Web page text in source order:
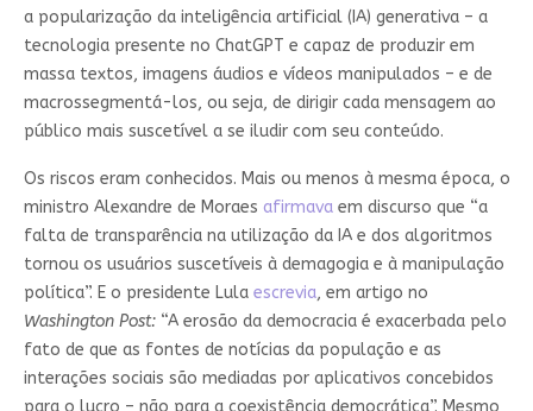
a popularização da inteligência artificial (IA) generativa – a
tecnologia presente no ChatGPT e capaz de produzir em
massa textos, imagens áudios e vídeos manipulados – e de
macrossegmentá-los, ou seja, de dirigir cada mensagem ao
público mais suscetível a se iludir com seu conteúdo.
Os riscos eram conhecidos. Mais ou menos à mesma época, o
ministro Alexandre de Moraes afirmavaem discurso que “a
falta de transparência na utilização da IA e dos algoritmos
tornou os usuários suscetíveis à demagogia e à manipulação
política”. E o presidente Lula escrevia, em artigo no
Washington Post: “A erosão da democracia é exacerbada pelo
fato de que as fontes de notícias da população e as
interações sociais são mediadas por aplicativos concebidos
para o lucro – não para a coexistência democrática”. Mesmo